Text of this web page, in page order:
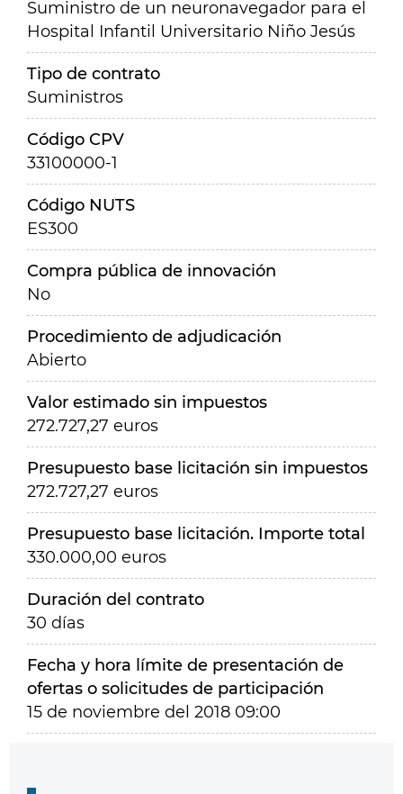
Suministro de un neuronavegador para el
Hospital Infantil Universitario Niño Jesús
Tipo de contrato
Suministros
Código CPV
33100000-1
Código NUTS
ES300
Compra pública de innovación
No
Procedimiento de adjudicación
Abierto
Valor estimado sin impuestos
272.727,27 euros
Presupuesto base licitación sin impuestos
272.727,27 euros
Presupuesto base licitación. Importe total
330.000,00 euros
Duración del contrato
30 días
Fecha y hora límite de presentación de
ofertas o solicitudes de participación
15 de noviembre del 2018 09:00